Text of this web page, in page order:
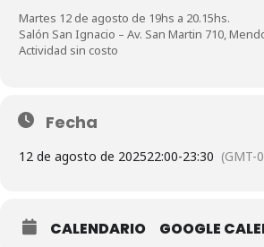
Martes 12 de agosto de 19hs a 20.15hs.
Salón San Ignacio – Av. San Martin 710,
Actividad sin costo
Fecha
12 de agosto de 202522:00-23:30 (GMT-
CALENDARIO GOOGLE